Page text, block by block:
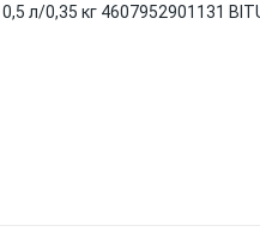
л/0,35 кг 4607952901131